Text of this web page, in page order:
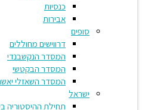
כנסיות
אבירות
סופים
דרווישים מחוללים
המסדר הנקשבנדי
המסדר הבקטשי
המסדר השאזלי יאשרוטי
ישראל
תחילת ההיסטוריה בישראל